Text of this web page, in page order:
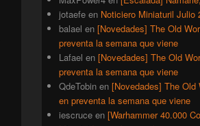
jotaefe en Noticiero Miniaturil Julio
balael en [Novedades] The Old
preventa la semana que viene
Lafael en [Novedades] The Old
preventa la semana que viene
QdeTobin en [Novedades] The Old
en preventa la semana que viene
iescruce en [Warhammer 40.000